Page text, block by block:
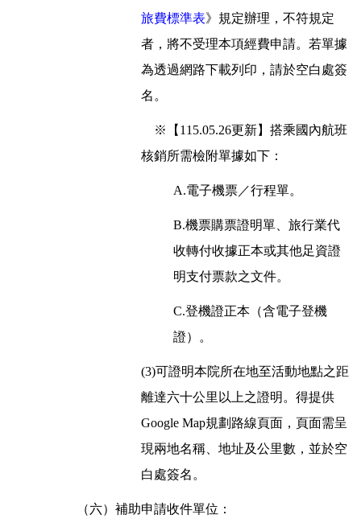
旅費標準表》規定辦理，不符規定
者，將不受理本項經費申請。若單據
為透過網路下載列印，請於空白處簽
名。
※【115.05.26更新】搭乘國內航班
核銷所需檢附單據如下：
A.電子機票／行程單。
B.機票購票證明單
旅行業代
收轉付收據正本或其他足資證
明支付票款之文件。
C.登機證正本（含電子登機
證）。
(3)可證明本院所在地至活動地點之距
離達六十公里以上之證明。得提供
Google Map規劃路線頁面，頁面需呈
現兩地名稱、地址及公里數，並於空
白處簽名。
（六）補助申請收件單位：